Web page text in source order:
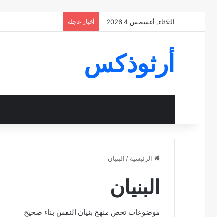
الثلاثاء, أغسطس 4 2026 أخبار عاجلة
أرثوذكس
الرئيسية / البنيان
البنيان
موضوعات تخص منهج بنيان النفس بناء صحيح